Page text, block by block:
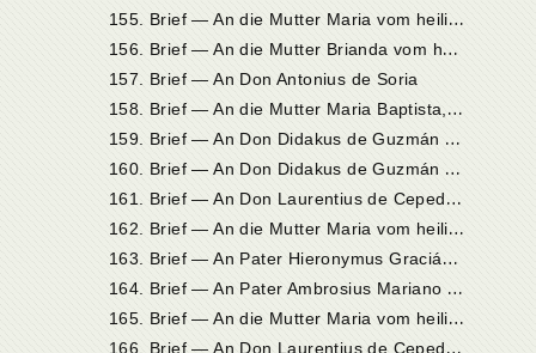
1
55. Brief — An die Mutter Maria vom heiligen Joseph, Priorin in Sevilla
1
56. Brief — An die Mutter Brianda vom heiligen Joseph, Priorin in Malagón
157. Brief — An Don Antonius de Soria
1
58. Brief — An die Mutter Maria Baptista, Priorin in Valladolid
1
59. Brief — An Don Didakus de Guzmán y Cepeda, ihren Neffen
1
60. Brief — An Don Didakus de Guzmán y Cepeda
1
61. Brief — An Don Laurentius de Cepeda in Ávila
1
62. Brief — An die Mutter Maria vom heiligen Joseph, Priorin in Sevilla
1
63. Brief — An Pater Hieronymus Gracián in Andalusien
1
64. Brief — An Pater Ambrosius Mariano in Madrid
1
65. Brief — An die Mutter Maria vom heiligen Joseph, Priorin in Sevilla
1
66. Brief — An Don Laurentius de Cepeda in Ávila